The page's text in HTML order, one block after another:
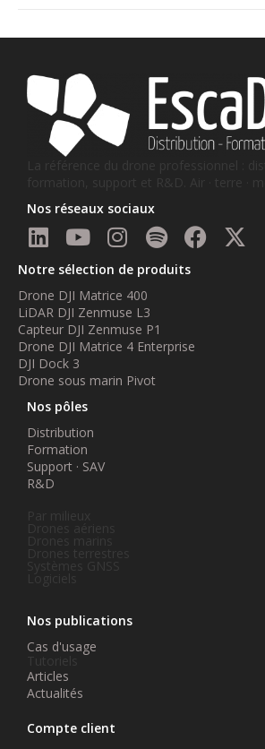
La référence du drone professionnel :
formation, support et R&D. Air · terre ·
Nos réseaux sociaux
Notre sélection de produits
Drone DJI Matrice 400
LiDAR DJI Zenmuse L3
Capteur DJI Zenmuse P1
Drone DJI Matrice 4 Enterprise
DJI Dock 3
Drone sous marin Pivot
Nos pôles
Distribution
Formation
Support · SAV
R&D
Drones aériens
Drones marins
Drones terrestres
Systèmes GNSS
Logiciels
Nos publications
Cas d'usage
Tutoriels
Articles
Actualités
Compte client